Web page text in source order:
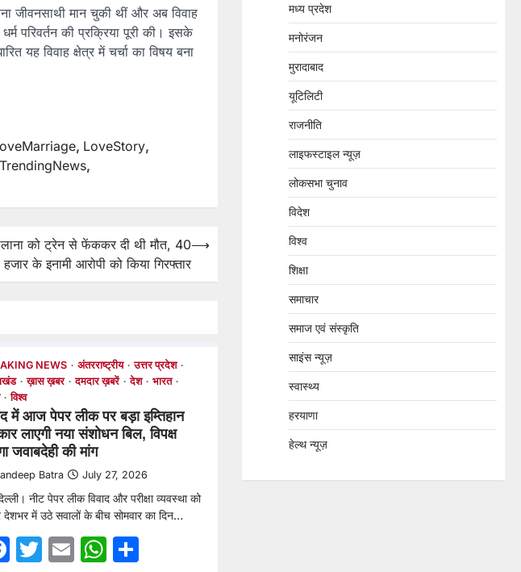
जीवनसाथी मान चुकी थीं और अब विवाह
परिवर्तन की प्रक्रिया पूरी की। इसके
यह विवाह क्षेत्र में चर्चा का विषय बना
, LoveStory,
TrendingNews,
को ट्रेन से फेंककर दी थी मौत, 40
के इनामी आरोपी को किया गिरफ्तार
⟶
NEWS अंतरराष्ट्रीय
उत्तर प्रदेश
ख़ास ख़बर दमदार ख़बरें देश
भारत
विश्व
में आज पेपर लीक पर बड़ा इम्तिहान
लाएगी नया संशोधन बिल, विपक्ष
जवाबदेही की मांग
Batra July 27, 2026
नीट पेपर लीक विवाद और परीक्षा व्यवस्था को
में उठे सवालों के बीच सोमवार का दिन…
Facebook
Twitter
EmailWhatsApp
Share
मध्य प्रदेश
मनोरंजन
मुरादाबाद
यूटिलिटी
राजनीति
लाइफस्टाइल न्यूज़
लोकसभा चुनाव
विदेश
विश्व
शिक्षा
समाचार
समाज एवं संस्कृति
साइंस न्यूज़
स्वास्थ्य
हरयाणा
हेल्थ न्यूज़